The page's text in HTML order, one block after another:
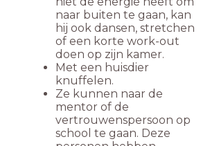
naar buiten te gaan, kan
hij ook dansen, stretchen
of een korte work-out
doen op zijn kamer.
Met een huisdier
knuffelen.
Ze kunnen naar de
mentor of de
vertrouwenspersoon op
school te gaan. Deze